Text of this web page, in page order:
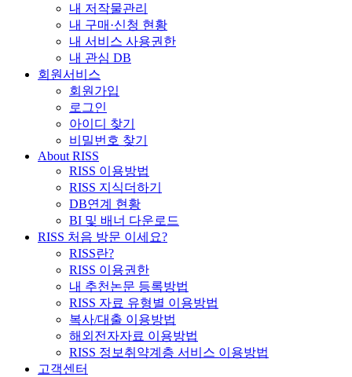
내 저작물관리
내 구매·신청 현황
내 서비스 사용권한
내 관심 DB
회원서비스
회원가입
로그인
아이디 찾기
비밀번호 찾기
About RISS
RISS 이용방법
RISS 지식더하기
DB연계 현황
BI 및 배너 다운로드
RISS 처음 방문 이세요?
RISS란?
RISS 이용권한
내 추천논문 등록방법
RISS 자료 유형별 이용방법
복사/대출 이용방법
해외전자자료 이용방법
RISS 정보취약계층 서비스 이용방법
고객센터